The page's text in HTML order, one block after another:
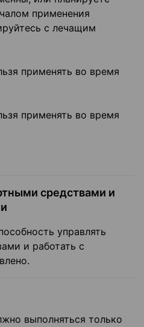
применения
с лечащим
применять во время
применять во время
средствами и
управлять
и работать с
выполняться только